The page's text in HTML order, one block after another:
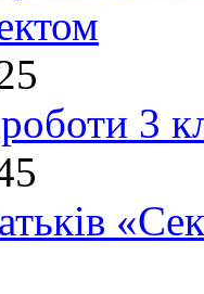
3